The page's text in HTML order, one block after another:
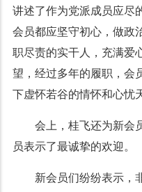
讲述了作为党派成员应尽
会员都应坚守初心，做政
职尽责的实干人，充满爱
望，经过多年的履职，会
下虚怀若谷的情怀和心忧
会上，桂飞还为新会
员表示了最诚挚的欢迎。
新会员们纷纷表示，